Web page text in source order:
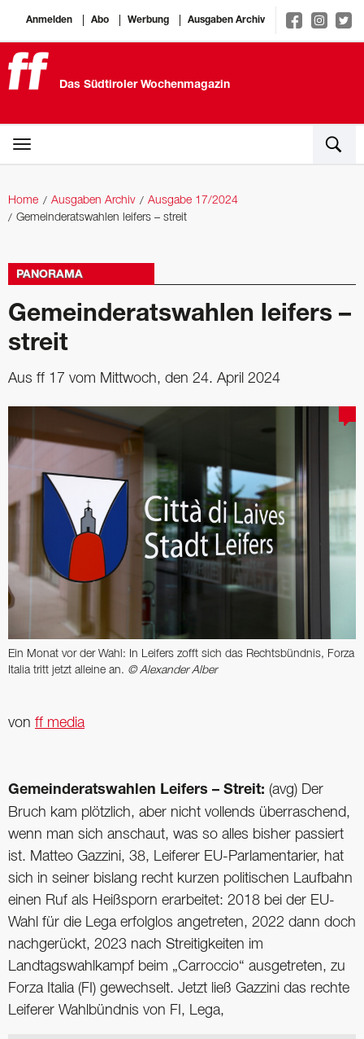
Anmelden Abo Werbung Ausgaben Archiv
Das Südtiroler Wochenmagazin
Home Ausgaben Archiv
Ausgabe 17/2024
Gemeinderatswahlen leifers – streit
PANORAMA
Gemeinderatswahlen leifers –
streit
Aus ff 17 vom Mittwoch, den 24. April 2024
Ein Monat vor der Wahl: In Leifers zofft sich das Rechtsbündnis, Forza
Italia tritt jetzt alleine an. © Alexander Alber
von ff media
Gemeinderatswahlen Leifers – Streit: (avg) Der
Bruch kam plötzlich, aber nicht vollends überraschend,
wenn man sich anschaut, was so alles bisher passiert
ist. Matteo Gazzini, 38, Leiferer EU-Parlamentarier, hat
sich in seiner bislang recht kurzen politischen Laufbahn
einen Ruf als Heißsporn erarbeitet: 2018 bei der EU-
Wahl für die Lega erfolglos angetreten, 2022 dann doch
nachgerückt, 2023 nach Streitigkeiten im
Landtagswahlkampf beim „Carroccio“ ausgetreten, zu
Forza Italia (FI) gewechselt. Jetzt ließ Gazzini das rechte
Leiferer Wahlbündnis von FI, Lega,